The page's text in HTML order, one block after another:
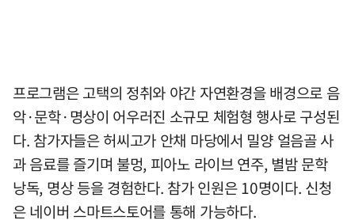
프로그램은 고택의 정취와 야간 자연환경을 배경으로 음
악·문학·명상이 어우러진 소규모 체험형 행사로 구성된
다. 참가자들은 허씨고가 안채 마당에서 밀양 얼음골 사
과 음료를 즐기며 불멍, 피아노 라이브 연주, 별밤 문학
낭독, 명상 등을 경험한다. 참가 인원은 10명이다. 신청
은 네이버 스마트스토어를 통해 가능하다.